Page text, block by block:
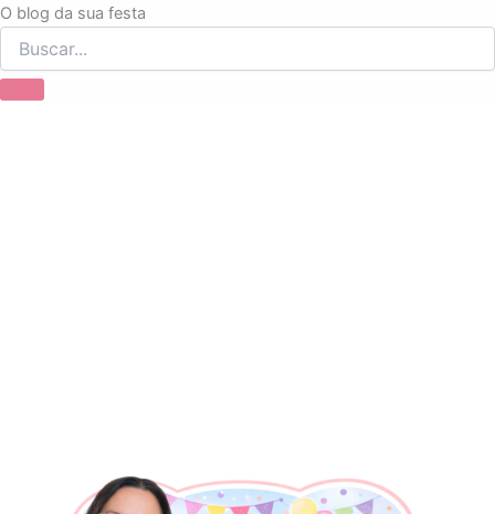
O blog da sua festa
Ir
para
o